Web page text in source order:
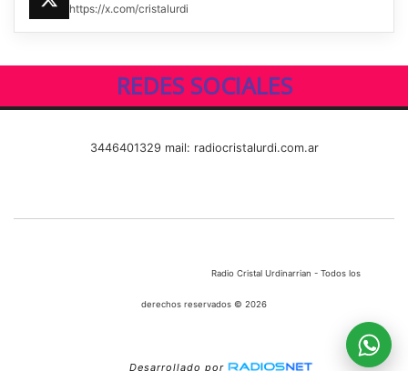
https://x.com/cristalurdi
REDES SOCIALES
3446401329 mail: radiocristalurdi.com.ar
Radio Cristal Urdinarrian - Todos los
derechos reservados © 2026
Desarrollado por